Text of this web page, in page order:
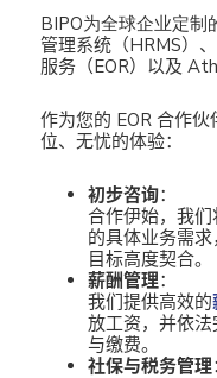
BIPO为全球企业定
管理系统（HRMS）
服务（EOR）以及
作为您的 EOR 合作
位、无忧的体验：
初步咨询：
合作伊始，我
的具体业务需
目标高度契合。
薪酬管理：
我们提供高效的
放工资，并依
与缴费。
社保与税务管理：